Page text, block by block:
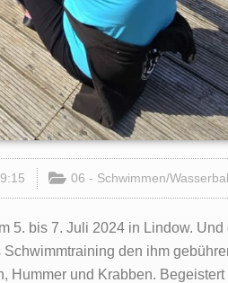
06 - Schwimmen/
5. bis 7. Juli 2024 in Lindow.
den ihm
und Krabben.